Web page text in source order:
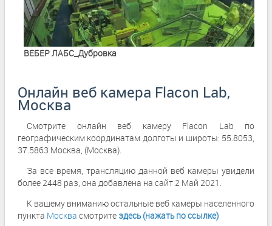
ВЕБЕР ЛАБС_Дубровка
Онлайн веб камера Flacon Lab,
Москва
Смотрите онлайн веб камеру Flacon Lab по
географическим координатам долготы и широты: 55.8053,
37.5863 Москва, (Москва).
За все время, трансляцию данной веб камеры увидели
более 2448 раз, она добавлена на сайт 2 Май 2021.
К вашему вниманию остальные веб камеры населенного
пункта Москва смотрите здесь (нажать по ссылке)